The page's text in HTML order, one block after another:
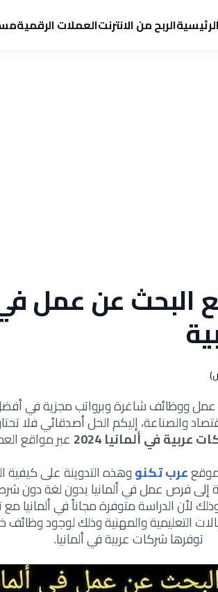
الربح من الانترنتالعملات الرقمية
عن عمل في
ووظائف شاغرة وبرواتب مجزية في أفضل
والصناعة، إليكم الحل أصدقائي فلا
في ألمانيا 2024
عبر مواقع
عرب تكنووهذه التدوينة على
إلى فرص عمل في ألمانيا بدون لغة دون
لأن الدراسة متوفرة مجاناً في ألمانيا
التعليمية والمهنية وذلك لوجود وظائف
توفرها شركات عربية في ألمانيا.